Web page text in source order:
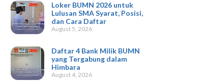
Loker BUMN 2026 untuk
Lulusan SMA Syarat, Posisi,
dan Cara Daftar
August 5, 2026
Daftar 4 Bank Milik BUMN
yang Tergabung dalam
Himbara
August 4, 2026